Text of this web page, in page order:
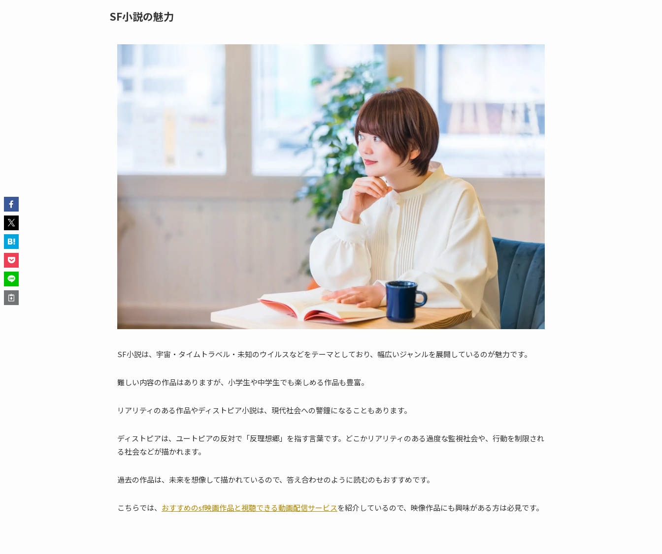
SF小説の魅力
SF小説は、宇宙・タイムトラベル・未知のウイルスなどをテーマとしており、幅広いジャンルを展開しているのが魅力です。
難しい内容の作品はありますが、小学生や中学生でも楽しめる作品も豊富。
リアリティのある作品やディストピア小説は、現代社会への警鐘になることもあります。
ディストピアは、ユートピアの反対で「反理想郷」を指す言葉です。どこかリアリティのある過度な監視社会や、行動を制限され
る社会などが描かれます。
過去の作品は、未来を想像して描かれているので、答え合わせのように読むのもおすすめです。
こちらでは、 おすすめのsf映画作品と視聴できる動画配信サービスを紹介しているので、映像作品にも興味がある方は必見です。